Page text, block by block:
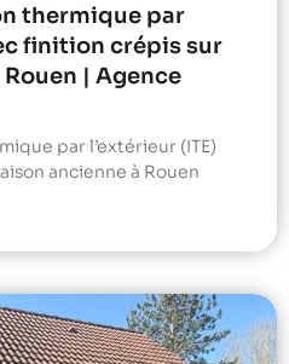
thermique par
finition crépis sur
| Agence
par l’extérieur (ITE)
ancienne à Rouen